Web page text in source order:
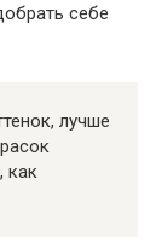
себе
лучше
как